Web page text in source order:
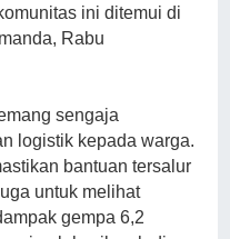
ini ditemui di
Rabu
sengaja
logistik kepada warga.
bantuan tersalur
untuk melihat
gempa 6,2